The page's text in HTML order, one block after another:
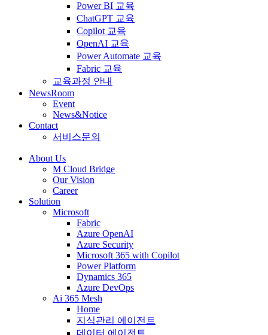
Power BI 교육
ChatGPT 교육
Copilot 교육
OpenAI 교육
Power Automate 교육
Fabric 교육
교육과정 안내
NewsRoom
Event
News&Notice
Contact
서비스문의
About Us
M Cloud Bridge
Our Vision
Career
Solution
Microsoft
Fabric
Azure OpenAI
Azure Security
Microsoft 365 with Copilot
Power Platform
Dynamics 365
Azure DevOps
Ai 365 Mesh
Home
지식관리 에이전트
데이터 에이전트